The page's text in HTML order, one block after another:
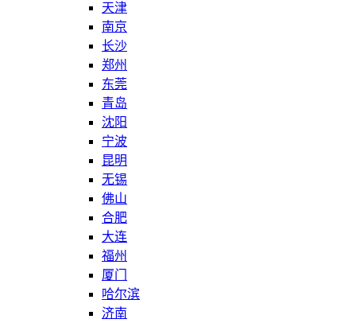
天津
南京
长沙
郑州
东莞
青岛
沈阳
宁波
昆明
无锡
佛山
合肥
大连
福州
厦门
哈尔滨
济南